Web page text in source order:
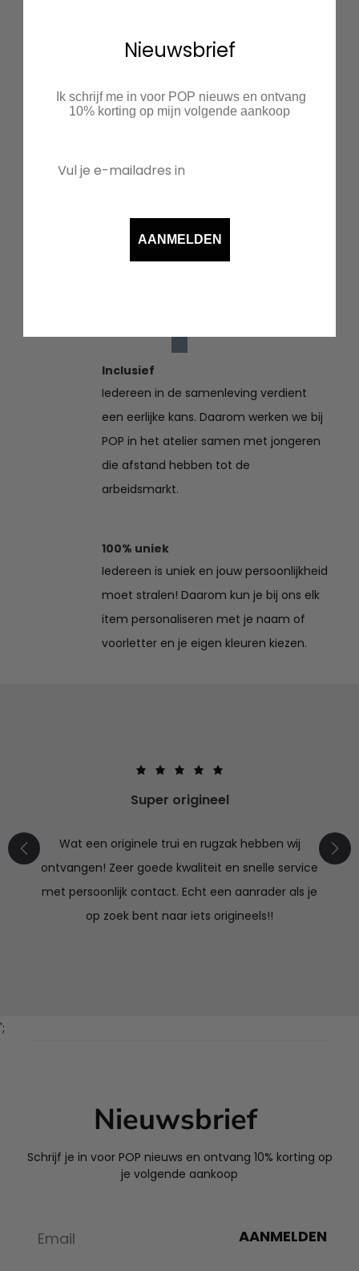
klein en hoeven we niets weg te gooien.
Ook kiezen we waar mogelijk voor
kartonnen verzenddozen vanuit onze
Al onze prints worden met liefde
ontworpen en met de hand bedrukt in
ons eigen atelier in Haarlem. Zo kunnen
Inclusief
Iedereen in de samenleving verdient
een eerlijke kans. Daarom werken we bij
POP in het atelier samen met jongeren
die afstand hebben tot de
arbeidsmarkt.
100% uniek
Iedereen is uniek en jouw persoonlijkheid
moet stralen! Daarom kun je bij ons elk
item personaliseren met je naam of
voorletter en je eigen kleuren kiezen.
Super origineel
Wat een originele trui en rugzak hebben wij
ontvangen! Zeer goede kwaliteit en snelle service
met persoonlijk contact. Echt een aanrader als je
op zoek bent naar iets origineels!!
';
Nieuwsbrief
Schrijf je in voor POP nieuws en ontvang 10% korting op
je volgende aankoop
AANMELDEN
Nieuwsbrief
Ik schrijf me in voor POP nieuws en ontvang
10% korting op mijn volgende aankoop
AANMELDEN